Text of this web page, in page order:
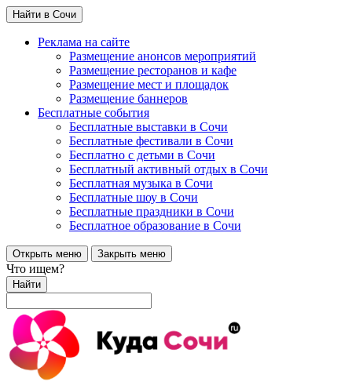
Найти в Сочи
Реклама на сайте
Размещение анонсов мероприятий
Размещение ресторанов и кафе
Размещение мест и площадок
Размещение баннеров
Бесплатные события
Бесплатные выставки в Сочи
Бесплатные фестивали в Сочи
Бесплатно с детьми в Сочи
Бесплатный активный отдых в Сочи
Бесплатная музыка в Сочи
Бесплатные шоу в Сочи
Бесплатные праздники в Сочи
Бесплатное образование в Сочи
Открыть меню Закрыть меню
Что ищем?
Найти